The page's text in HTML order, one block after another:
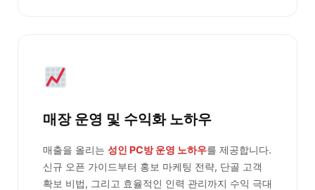
매장 운영 및 수익화 노하우
매출을 올리는 성인 PC방 운영 노하우를 제공합니다.
신규 오픈 가이드부터 홍보 마케팅 전략, 단골 고객
확보 비법, 그리고 효율적인 인력 관리까지 수익 극대